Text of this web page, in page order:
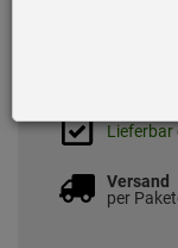
zzgl.
Lieferbar
Versand
per